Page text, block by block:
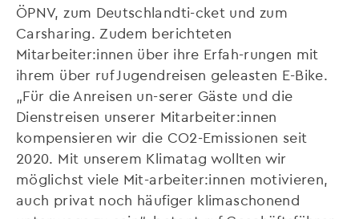
ÖPNV, zum Deutschlandti-cket und zum
Carsharing. Zudem berichteten
Mitarbeiter:innen über ihre Erfah-rungen mit
ihrem über ruf Jugendreisen geleasten E-Bike.
„Für die Anreisen un-serer Gäste und die
Dienstreisen unserer Mitarbeiter:innen
kompensieren wir die CO2-Emissionen seit
2020. Mit unserem Klimatag wollten wir
möglichst viele Mit-arbeiter:innen motivieren,
auch privat noch häufiger klimaschonend